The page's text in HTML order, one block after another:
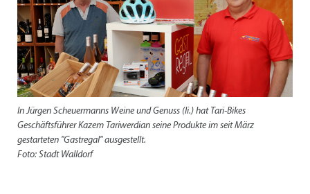
In Jürgen Scheuermanns Weine und Genuss (li.) hat Tari-Bikes
Geschäftsführer Kazem Tariwerdian seine Produkte im seit März
gestarteten "Gastregal" ausgestellt.
Foto: Stadt Walldorf